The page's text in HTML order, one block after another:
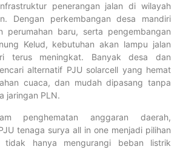
penerangan jalan di wilayah
Dengan perkembangan desa mandiri
perumahan baru, serta pengembangan
Kelud, kebutuhan akan lampu jalan
terus meningkat. Banyak desa dan
alternatif PJU solarcell yang hemat
cuaca, dan mudah dipasang tanpa
jaringan PLN.
penghematan anggaran daerah,
tenaga surya all in one menjadi pilihan
tidak hanya mengurangi beban listrik